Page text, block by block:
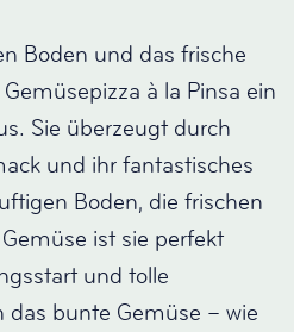
Boden und das frische
à la Pinsa ein
Sie überzeugt durch
und ihr fantastisches
Boden, die frischen
ist sie perfekt
und tolle
bunte Gemüse – wie